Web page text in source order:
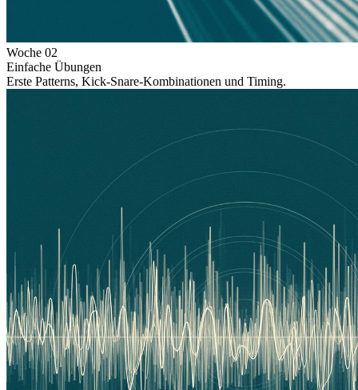
Woche 02
Einfache Übungen
Erste Patterns, Kick-Snare-Kombinationen und Timing.